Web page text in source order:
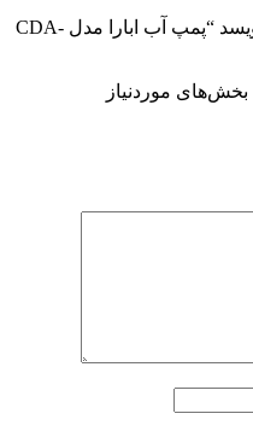
اولین کسی باشید که دیدگاهی می نویسد “پمپ آب ابارا مدل CDA-
بخش‌های موردنیاز